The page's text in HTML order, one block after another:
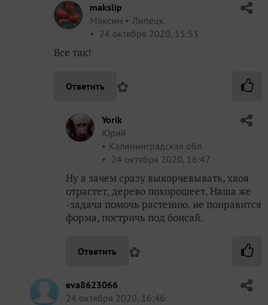
makslip
Максим
Липецк
24 октября 2020, 15:53
Все так!
Ответить ✿
Yorik
Юрий
Калининградская обл.
24 октября 2020, 16:47
Ну а зачем сразу выкорчевывать, хвоя
отрастет, дерево похорошеет. Наша же
-задача помочь растению. не понравится
форма, постричь под бонсай.
Ответить ✿
eva8623066
24 октября 2020, 16:46